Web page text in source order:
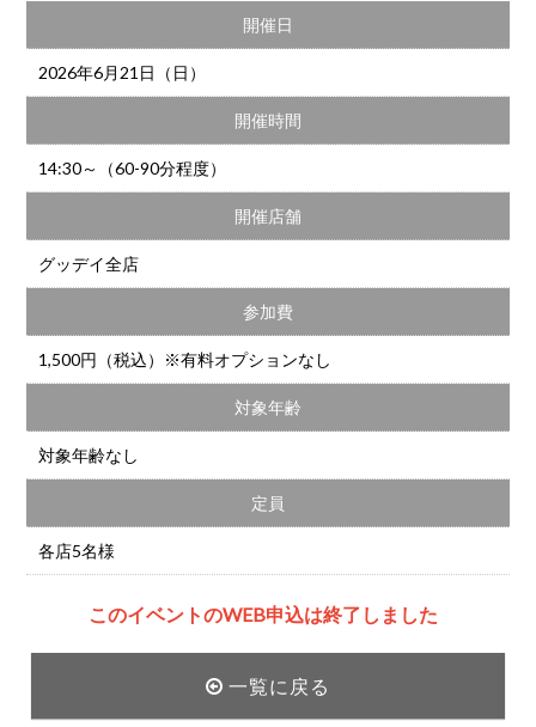
開催日
2026年6月21日（日）
開催時間
14:30～（60-90分程度）
開催店舗
グッデイ全店
参加費
1,500円（税込）※有料オプションなし
対象年齢
対象年齢なし
定員
各店5名様
このイベントのWEB申込は終了しました
一覧に戻る